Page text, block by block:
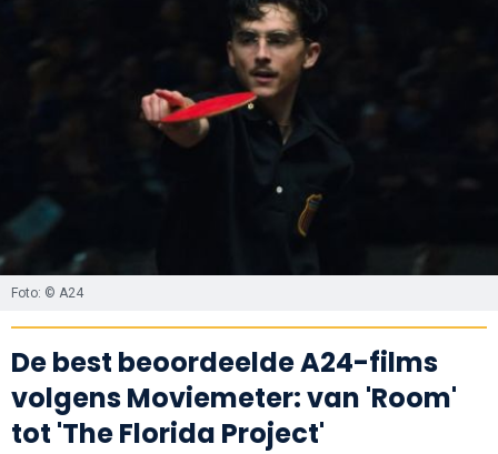
Foto: © A24
De best beoordeelde A24-films
volgens Moviemeter: van 'Room'
tot 'The Florida Project'